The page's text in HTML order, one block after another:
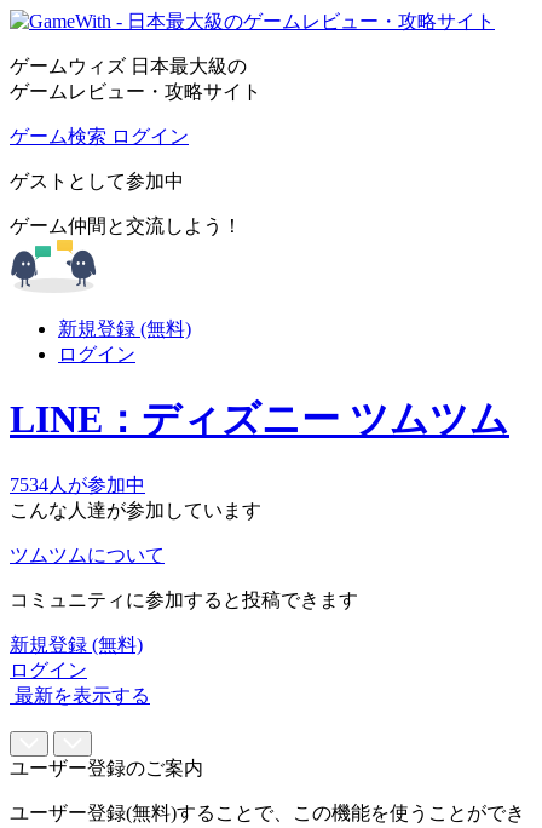
ゲームウィズ 日本最大級の
ゲームレビュー・攻略サイト
ゲーム検索 ログイン
ゲストとして参加中
ゲーム仲間と交流しよう！
新規登録 (無料)
ログイン
LINE：ディズニー ツムツム
7534人が参加中
こんな人達が参加しています
ツムツムについて
コミュニティに参加すると投稿できます
新規登録 (無料)
ログイン
最新を表示する
ユーザー登録のご案内
ユーザー登録(無料)することで、この機能を使うことができ